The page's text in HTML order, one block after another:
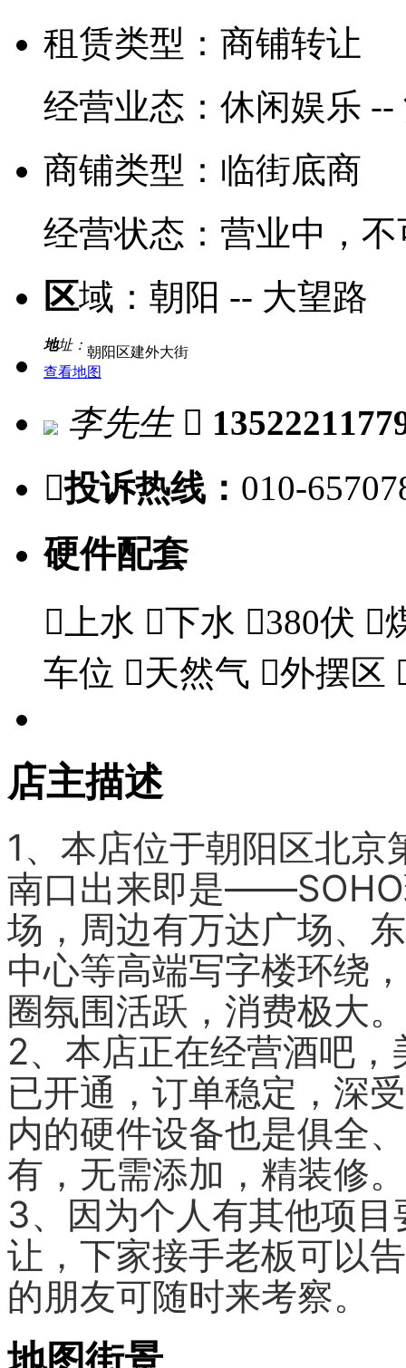
租赁类型： 商铺转让
经营业态： 休闲娱乐 --
商铺类型： 临街底商
经营状态： 营业中，
区域： 朝阳 -- 大望路
地址： 朝阳区建外大街
查看地图
李先生 
投诉热线： 010-
硬件配套
 上水 下水 380伏 
车位 天然气 外摆区
店主描述
1、本店位于朝阳区北
南口出来即是——SOHO
场，周边有万达广场、
中心等高端写字楼环绕
圈氛围活跃，消费极大。
2、本店正在经营酒吧
已开通，订单稳定，深
内的硬件设备也是俱全
有，无需添加，精装修。
3、因为个人有其他项
让，下家接手老板可以
的朋友可随时来考察。